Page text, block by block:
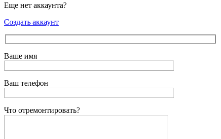
Еще нет аккаунта?
Создать аккаунт
Ваше имя
Ваш телефон
Что отремонтировать?